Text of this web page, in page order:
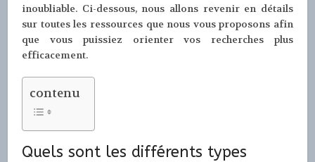
inoubliable. Ci-dessous, nous allons revenir en détails
sur toutes les ressources que nous vous proposons afin
que vous puissiez orienter vos recherches plus
efficacement.
contenu
Quels sont les différents types